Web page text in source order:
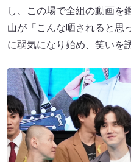
し、この場で全組の動画を
山が「こんな晒されると
に弱気になり始め、笑いを